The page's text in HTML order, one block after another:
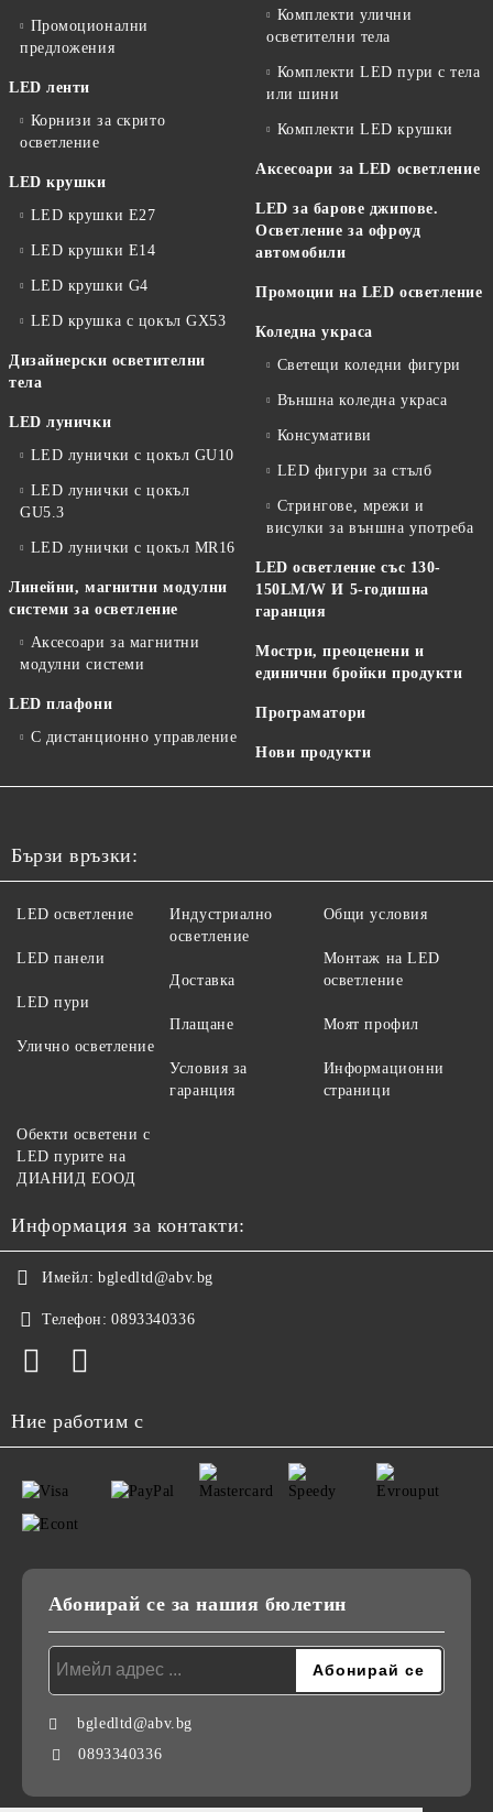
Промоционални
предложения
LED ленти
Корнизи за скрито
осветление
LED крушки
LED крушки E27
LED крушки E14
LED крушки G4
LED крушка с цокъл GX53
Дизайнерски осветителни
тела
LED лунички
LED лунички с цокъл GU10
LED лунички с цокъл
GU5.3
LED лунички с цокъл MR16
Линейни, магнитни модулни
системи за осветление
Аксесоари за магнитни
модулни системи
LED плафони
С дистанционно управление
Комплекти улични
осветителни тела
Комплекти LED пури с тела
или шини
Комплекти LED крушки
Аксесоари за LED осветление
LED за барове джипове.
Осветление за офроуд
автомобили
Промоции на LED осветление
Коледна украса
Светещи коледни фигури
Външна коледна украса
Консумативи
LED фигури за стълб
Стрингове, мрежи и
висулки за външна употреба
LED осветление със 130-
150LM/W И 5-годишна
гаранция
Мостри, преоценени и
единични бройки продукти
Програматори
Нови продукти
Бързи връзки:
LED осветление
LED панели
LED пури
Улично осветление
Индустриално
осветление
Доставка
Плащане
Условия за
гаранция
Общи условия
Монтаж на LED
осветление
Моят профил
Информационни
страници
Обекти осветени с
LED пурите на
ДИАНИД ЕООД
Информация за контакти:
Имейл: bgledltd@abv.bg
Телефон: 0893340336
Ние работим с
Абонирай се за нашия бюлетин
bgledltd@abv.bg
0893340336